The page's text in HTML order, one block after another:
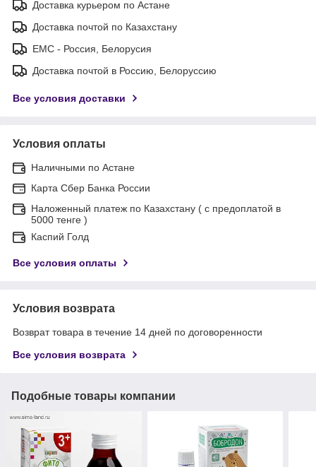
Доставка курьером по Астане
Доставка почтой по Казахстану
ЕМС - Россия, Белорусия
Доставка почтой в Россию, Белоруссию
Все условия доставки
Условия оплаты
Наличными по Астане
Карта Сбер Банка России
Наложенный платеж по Казахстану ( с предоплатой в
5000 тенге )
Каспий Голд
Все условия оплаты
Условия возврата
Возврат товара в течение 14 дней по договоренности
Все условия возврата
Подобные товары компании